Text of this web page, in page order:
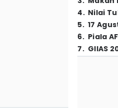
4. Nilai
5. 17
6. Piala
7. GIIAS